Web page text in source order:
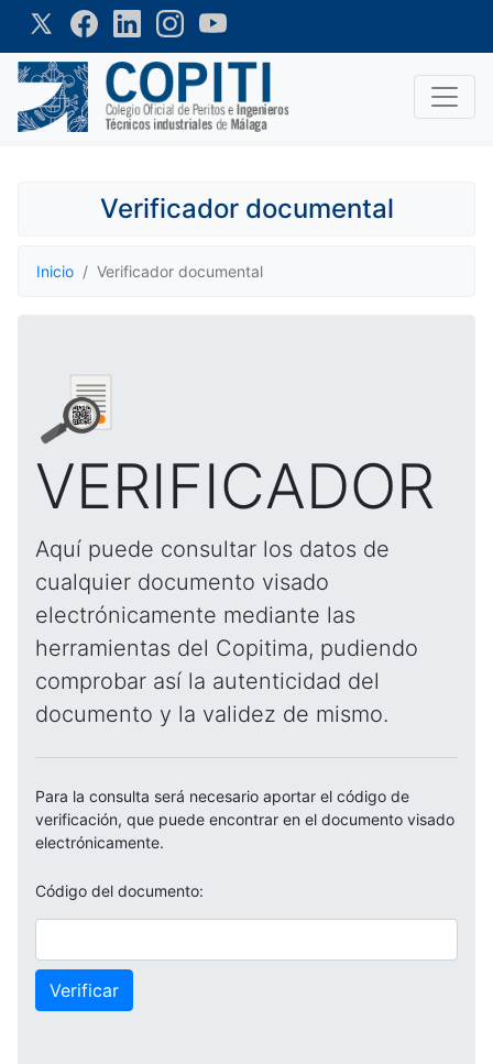
Verificador documental
Inicio Verificador documental
VERIFICADOR
Aquí puede consultar los datos de
cualquier documento visado
electrónicamente mediante las
herramientas del Copitima, pudiendo
comprobar así la autenticidad del
documento y la validez de mismo.
Para la consulta será necesario aportar el código de
verificación, que puede encontrar en el documento visado
electrónicamente.
Código del documento:
Verificar